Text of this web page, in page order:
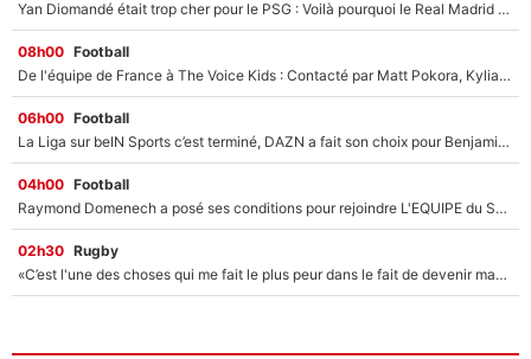
Yan Diomandé était trop cher pour le PSG : Voilà pourquoi le Real Madrid a accepté de payer la somme record de 140M€ pour boucler son transfert !
08h00 Football
De l'équipe de France à The Voice Kids : Contacté par Matt Pokora, Kylian Mbappé a accepté de jouer un rôle inédit sur TF1 !
06h00 Football
La Liga sur beIN Sports c’est terminé, DAZN a fait son choix pour Benjamin Da Silva et Omar Da Fonseca !
04h00 Football
Raymond Domenech a posé ses conditions pour rejoindre L'EQUIPE du Soir : Il refuse de faire l'émission avec un autre chroniqueur !
02h30 Rugby
«C’est l'une des choses qui me fait le plus peur dans le fait de devenir maman» : En couple avec Antoine Dupont, Iris Mittenaere s'inquiète déjà pour ses futurs enfants !